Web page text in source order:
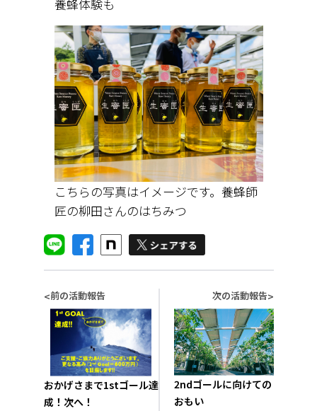
養蜂体験も
こちらの写真はイメージです。養蜂師
匠の柳田さんのはちみつ
<前の活動報告
おかげさまで1stゴール達
成！次へ！
2ndゴールに向けての
おもい
次の活動報告>